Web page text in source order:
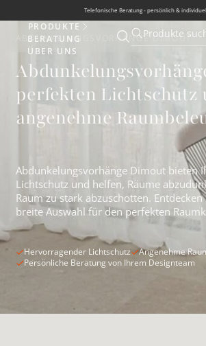
Telefonische Beratung - persönlich &
Produkte
PRODUKTE
BERATUNG
ÜBER UNS
Suche öffnen
Suche öffnen
Produkte
ABDUNKELUNGSVORHÄNGE DIMOUT
perfekten Lichtschutz
angenehme
Abdunkelungsvorhänge Dimout bieten
Lichtschutz und helfen, Räume
Raum zu stark abzuschotten. Entdecken
breite Auswahl für den perfekten
Hervorragender Lichtschutz
Angenehme
Persönliche Beratung von Ihrem Designteam